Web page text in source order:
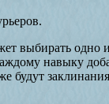
выбирать одно
навыку